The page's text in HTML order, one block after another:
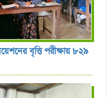
বৃত্তি পরীক্ষায় ৮২৯